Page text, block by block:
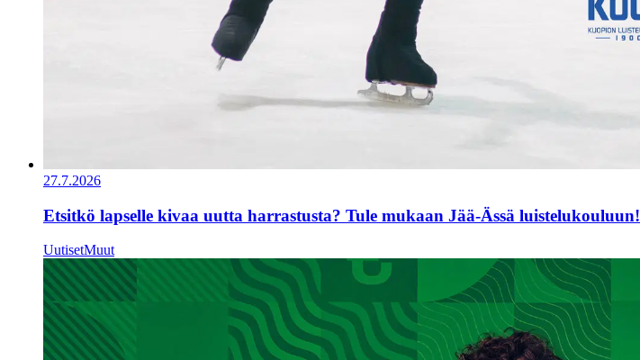
27.7.2026
Etsitkö lapselle kivaa uutta harrastusta? Tule mukaan Jää-Ässä luistelukouluun!
UutisetMuut